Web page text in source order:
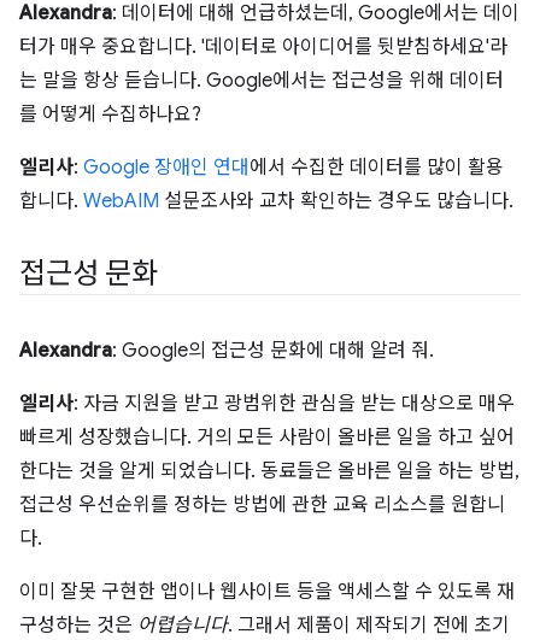
Alexandra: 데이터에 대해 언급하셨는데, Google에서는 데이
터가 매우 중요합니다. '데이터로 아이디어를 뒷받침하세요'라
는 말을 항상 듣습니다. Google에서는 접근성을 위해 데이터
를 어떻게 수집하나요?
엘리사: Google 장애인 연대 에서 수집한 데이터를 많이 활용
합니다. WebAIM 설문조사와 교차 확인하는 경우도 많습니다.
접근성 문화
Alexandra: Google의 접근성 문화에 대해 알려 줘.
엘리사: 자금 지원을 받고 광범위한 관심을 받는 대상으로 매우
빠르게 성장했습니다. 거의 모든 사람이 올바른 일을 하고 싶어
한다는 것을 알게 되었습니다. 동료들은 올바른 일을 하는 방법,
접근성 우선순위를 정하는 방법에 관한 교육 리소스를 원합니
다.
이미 잘못 구현한 앱이나 웹사이트 등을 액세스할 수 있도록 재
구성하는 것은 어렵습니다. 그래서 제품이 제작되기 전에 초기